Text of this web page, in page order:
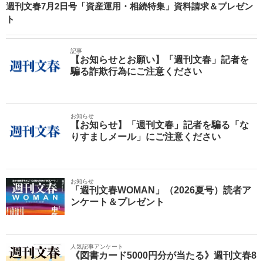
週刊文春7月2日号「資産運用・相続特集」資料請求＆プレゼン
ト
記事
【お知らせとお願い】「週刊文春」記者を
騙る詐欺行為にご注意ください
お知らせ
【お知らせ】「週刊文春」記者を騙る「な
りすましメール」にご注意ください
お知らせ
「週刊文春WOMAN」（2026夏号）読者ア
ンケート＆プレゼント
人気記事アンケート
《図書カード5000円分が当たる》週刊文春8